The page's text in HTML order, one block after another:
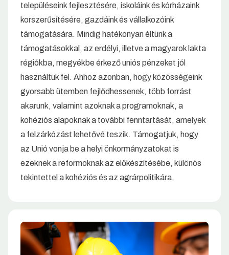
településeink fejlesztésére, iskoláink és kórházaink
korszerűsítésére, gazdáink és vállalkozóink
támogatására. Mindig hatékonyan éltünk a
támogatásokkal, az erdélyi, illetve a magyarok lakta
régiókba, megyékbe érkező uniós pénzeket jól
használtuk fel. Ahhoz azonban, hogy közösségeink
gyorsabb ütemben fejlődhessenek, több forrást
akarunk, valamint azoknak a programoknak, a
kohéziós alapoknak a további fenntartását, amelyek
a felzárkózást lehetővé teszik. Támogatjuk, hogy
az Unió vonja be a helyi önkormányzatokat is
ezeknek a reformoknak az előkészítésébe, különös
tekintettel a kohéziós és az agrárpolitikára.